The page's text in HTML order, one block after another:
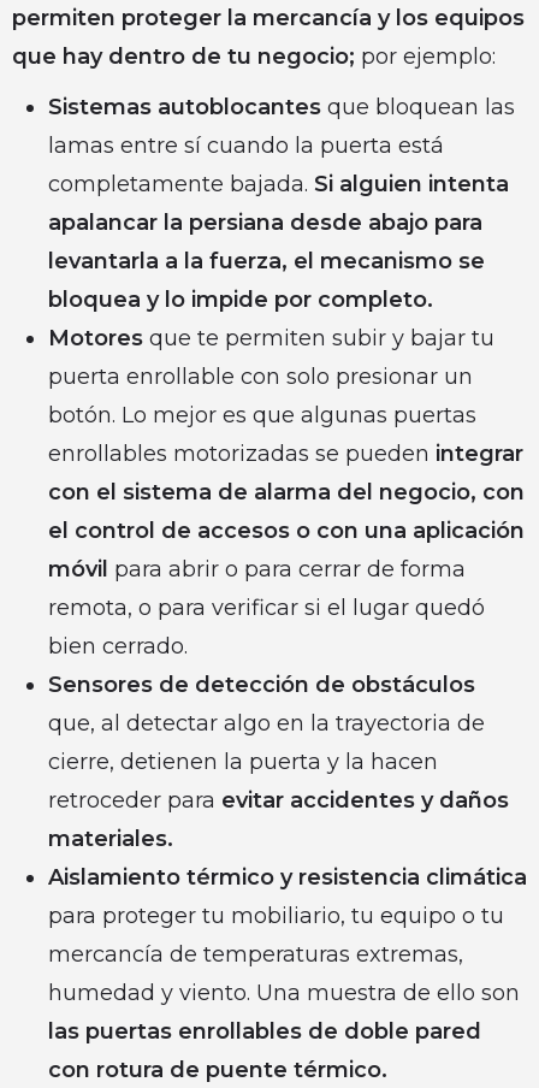
permiten proteger la mercancía y los equipos
que hay dentro de tu negocio; por ejemplo:
Sistemas autoblocantes que bloquean las
lamas entre sí cuando la puerta está
completamente bajada. Si alguien intenta
apalancar la persiana desde abajo para
levantarla a la fuerza, el mecanismo se
bloquea y lo impide por completo.
Motores que te permiten subir y bajar tu
puerta enrollable con solo presionar un
botón. Lo mejor es que algunas puertas
enrollables motorizadas se pueden integrar
con el sistema de alarma del negocio, con
el control de accesos o con una aplicación
móvil para abrir o para cerrar de forma
remota, o para verificar si el lugar quedó
bien cerrado.
Sensores de detección de obstáculos
que, al detectar algo en la trayectoria de
cierre, detienen la puerta y la hacen
retroceder para evitar accidentes y daños
materiales.
Aislamiento térmico y resistencia climática
para proteger tu mobiliario, tu equipo o tu
mercancía de temperaturas extremas,
humedad y viento. Una muestra de ello son
las puertas enrollables de doble pared
con rotura de puente térmico.